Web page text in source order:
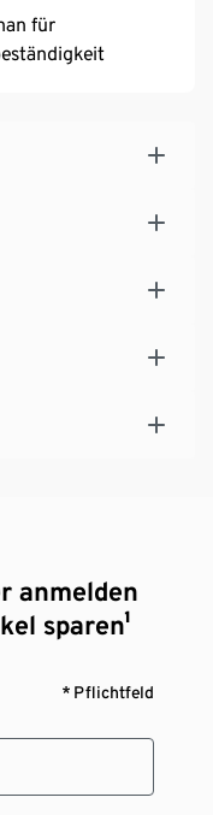
für
anmelden
sparen¹
* Pflichtfeld